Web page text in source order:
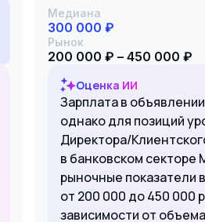
Медиана
300 000 ₽
Рынок
200 000 ₽ – 450 000 ₽
Оценка ИИ
Зарплата в
однако для позиций
Директора/
в банковском секторе
рыночные показатели
от 200 000 до 450 000
зависимости от